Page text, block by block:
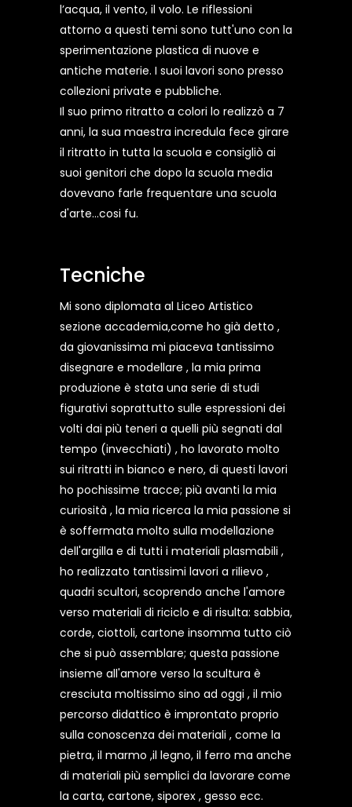
l’acqua, il vento, il volo. Le riflessioni
attorno a questi temi sono tutt'uno con la
sperimentazione plastica di nuove e
antiche materie. I suoi lavori sono presso
collezioni private e pubbliche.
Il suo primo ritratto a colori lo realizzò a 7
anni, la sua maestra incredula fece girare
il ritratto in tutta la scuola e consigliò ai
suoi genitori che dopo la scuola media
dovevano farle frequentare una scuola
d'arte...cosi fu.
Tecniche
Mi sono diplomata al Liceo Artistico
sezione accademia,come ho già detto ,
da giovanissima mi piaceva tantissimo
disegnare e modellare , la mia prima
produzione è stata una serie di studi
figurativi soprattutto sulle espressioni dei
volti dai più teneri a quelli più segnati dal
tempo (invecchiati) , ho lavorato molto
sui ritratti in bianco e nero, di questi lavori
ho pochissime tracce; più avanti la mia
curiosità , la mia ricerca la mia passione si
è soffermata molto sulla modellazione
dell'argilla e di tutti i materiali plasmabili ,
ho realizzato tantissimi lavori a rilievo ,
quadri scultori, scoprendo anche l'amore
verso materiali di riciclo e di risulta: sabbia,
corde, ciottoli, cartone insomma tutto ciò
che si può assemblare; questa passione
insieme all'amore verso la scultura è
cresciuta moltissimo sino ad oggi , il mio
percorso didattico è improntato proprio
sulla conoscenza dei materiali , come la
pietra, il marmo ,il legno, il ferro ma anche
di materiali più semplici da lavorare come
la carta, cartone, siporex , gesso ecc.